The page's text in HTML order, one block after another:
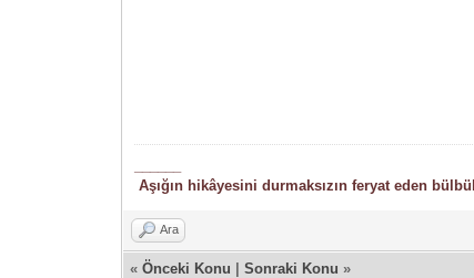
Aşığın hikâyesini durmaksızın feryat eden
Ara
«Önceki Konu |Sonraki Konu »